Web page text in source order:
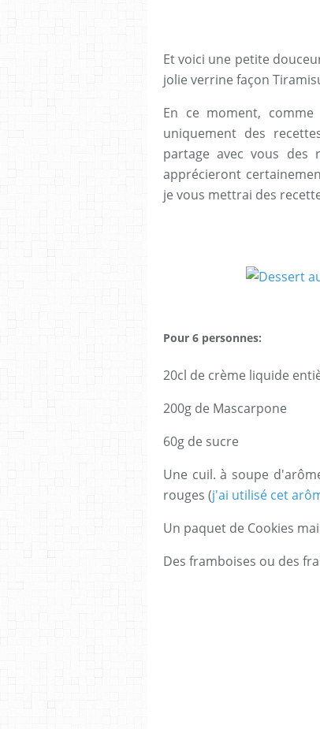
Et voici une petite
jolie verrine façon
En ce moment,
uniquement des
partage avec vous des
apprécieront
je vous mettrai des
Pour 6 personnes:
20cl de crème liquide
200g de Mascarpone
60g de sucre
Une cuil. à soupe
rouges (j'ai utilisé cet
Un paquet de Cookies
Des framboises ou des